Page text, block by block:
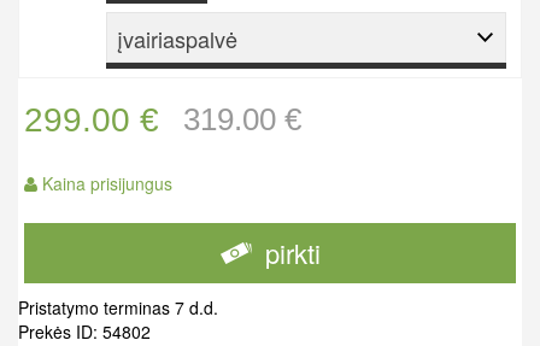
įvairiaspalvė
299.00 €
Kaina prisijungus
319.00 €
pirkti
Pristatymo terminas 7 d.d.
Prekės ID: 54802